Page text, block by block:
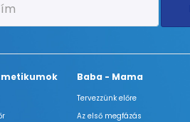
Baba - Mama
Tervezzünk előre
Az első megfázás